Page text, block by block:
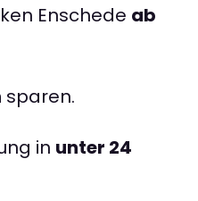
Enschede ab
sparen.
in unter 24